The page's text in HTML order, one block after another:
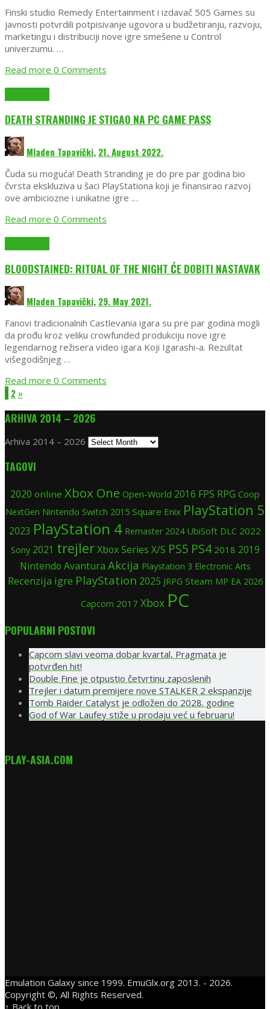
Finski studio Remedy Entertainment i izdavač 505 Games su
javnosti potvrdili potpisivanje ugovora u budžetiranju, razvoju,
marketingu i distribuciji nove igre smešene u Control
univerzumu. …
Read more 0 Comments
DEATH STRANDING JE STIGAO NA PC GAME PASS
Mladen Tapavički, 21. August 2022.
Čuda su moguća! Death Stranding je do pre par godina bio
čvrsta ekskluziva u šaci PlayStationa koji je finansirao razvoj
ove ambiciozne i unikatne igre …
Read more 0 Comments
BLOODSTAINED: RITUAL OF THE NIGHT ĆE DOBITI NASTAVAK
Mladen Tapavički, 29. May 2021.
Fanovi tradicionalnih Castlevania igara su pre par godina mogli
da prođu kroz veliku crowfunded produkciju nove igre
legendarnog režisera video igara Koji Igarashi-a. Rezultat
višegodišnjeg …
Read more 0 Comments
1 2 »
ARHIVA 2014 – 2026
Arhiva 2014 – 2026
TAGOVI
2020 online Xbox One Open-World 2016 FPS RPG Coop
NextGen Nintendo Switch 2015 Square Enix PlayStation 5
2023 PlayStation 4 Remaster 2024 UbiSoft DLC 2022
Sony 2021 trejler Xbox Series X/S PS5 PS4 2018 2019
Nintendo Avantura Akcija Playstation 3 Electronic Arts
Recenzija igre PlayStation 2025 JRPG Steam MP EA 2026
Capcom 2017 Xbox PC
POPULARNI POSTOVI
Capcom slavi veoma dobar kvartal, Pragmata je
potvrđen hit!
Double Fine je otpustio četvrtinu zaposlenih
Trejler i datum premijere nove STALKER 2 ekspanzije
Tomb Raider Catalyst je odložen do 2028. godine
God of War Laufey stiže u prodaju već u februaru!
PLAY-ASIA.COM
Emulation Galaxy since 1999. EmuGlx.org 2013. - 2026.
Copyright ©, All Rights Reserved.
↑ Back to top